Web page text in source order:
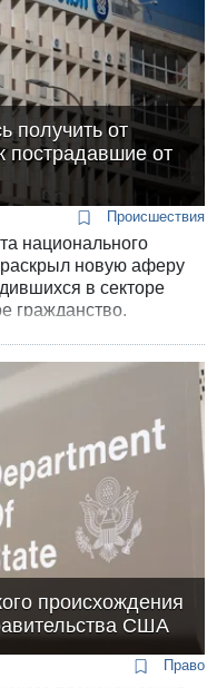
получить от
пострадавшие от
Происшествия
национального
новую аферу
в секторе
гражданство,
происхождения
США
Право